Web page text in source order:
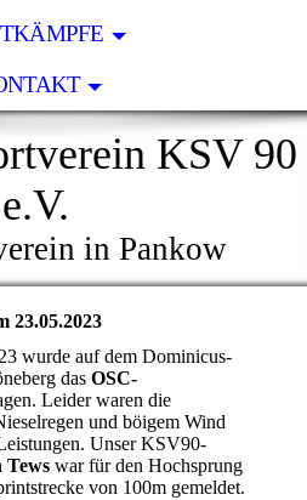
KSV 90
e.V.
in Pankow
23.05.2023
wurde auf dem Dominicus-
das OSC-
Leider waren die
und böigem Wind
Unser KSV90-
Tewswar für den Hochsprung
von 100m gemeldet.